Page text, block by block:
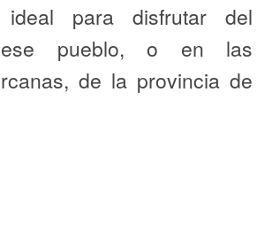
ideal para disfrutar del
pueblo, o en las
de la provincia de